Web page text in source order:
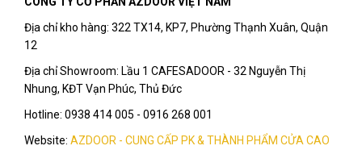
Địa chỉ kho hàng: 322 TX14, KP7, Phường Thạnh Xuân, Quận
12
Địa chỉ Showroom: Lầu 1 CAFESADOOR - 32 Nguyễn Thị
Nhung, KĐT Vạn Phúc, Thủ Đức
Hotline: 0938 414 005 - 0916 268 001
Website: AZDOOR - CUNG CẤP PK & THÀNH PHẨM CỬA CAO